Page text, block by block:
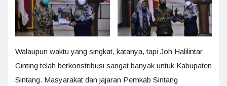
Walaupun waktu yang singkat, katanya, tapi Joh Halilintar
Ginting telah berkonstribusi sangat banyak untuk Kabupaten
Sintang. Masyarakat dan jajaran Pemkab Sintang